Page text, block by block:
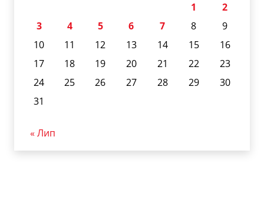
1
2
3
4 5 6 7 8
9
10
11 12 13 14 15
16
17
18 19 20 21 22
23
24
25 26 27 28 29
30
31
« Лип